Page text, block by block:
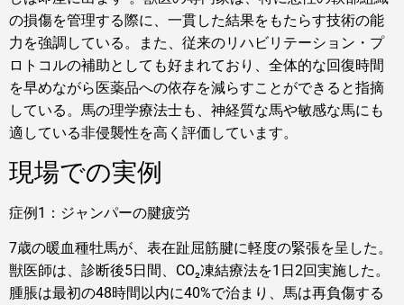
の損傷を管理する際に、一貫した結果をもたらす技術の能
力を強調している。また、従来のリハビリテーション・プ
ロトコルの補助としても好まれており、全体的な回復時間
を早めながら医薬品への依存を減らすことができると指摘
している。馬の理学療法士も、神経質な馬や敏感な馬にも
適している非侵襲性を高く評価しています。
現場での実例
症例1：ジャンパーの腱疲労
7歳の暖血種牡馬が、表在趾屈筋腱に軽度の緊張を呈した。
獣医師は、診断後5日間、CO₂凍結療法を1日2回実施した。
腫脹は最初の48時間以内に40%で治まり、馬は再負傷する